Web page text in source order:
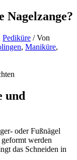
Nagelzange?
Pediküre / Von
, Maniküre,
und
oder Fußnägel
werden
das Schneiden in